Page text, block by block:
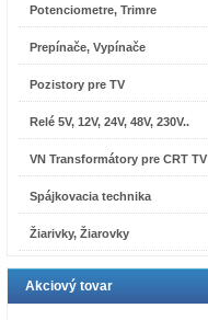
Potenciometre, Trimre
Prepínače, Vypínače
Pozistory pre TV
Relé 5V, 12V, 24V, 48V, 230V..
VN Transformátory pre CRT TV
Spájkovacia technika
Žiarivky, Žiarovky
Akciový tovar